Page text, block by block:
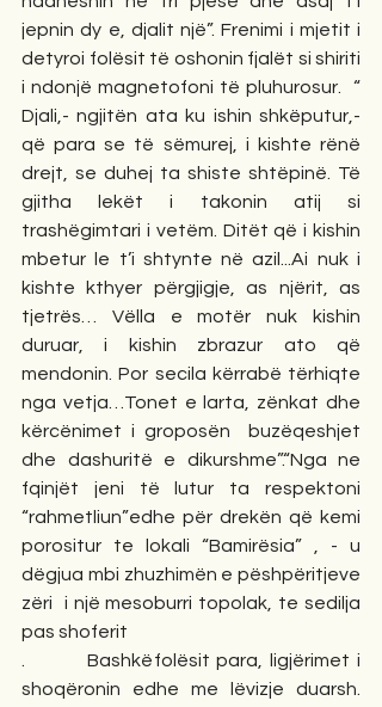
jepnin dy e, djalit një”. Frenimi i mjetit i
detyroi folësit të oshonin fjalët si shiriti
i ndonjë magnetofoni të pluhurosur.  “
Djali,- ngjitën ata ku ishin shkëputur,-
që para se të sëmurej, i kishte rënë
drejt, se duhej ta shiste shtëpinë. Të
gjitha lekët i takonin atij si
trashëgimtari i vetëm. Ditët që i kishin
mbetur le t’i shtynte në azil...Ai nuk i
kishte kthyer përgjigje, as njërit, as
tjetrës… Vëlla e motër nuk kishin
duruar, i kishin zbrazur ato që
mendonin. Por secila kërrabë tërhiqte
nga vetja…Tonet e larta, zënkat dhe
kërcënimet i groposën  buzëqeshjet
dhe dashuritë e dikurshme”.“Nga ne
fqinjët jeni të lutur ta respektoni
“rahmetliun”edhe për drekën që kemi
porositur te lokali “Bamirësia” , - u
dëgjua mbi zhuzhimën e pëshpëritjeve
zëri  i një mesoburri topolak, te sedilja
pas shoferit
.         Bashkëfolësit para, ligjërimet i
shoqëronin edhe me lëvizje duarsh.